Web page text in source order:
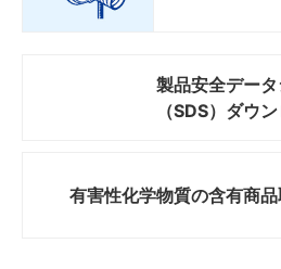
製品安全データ
（SDS）ダウ
有害性化学物質の含有商